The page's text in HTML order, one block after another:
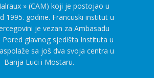
» (CAM) koji je postojao u
1995. godine. Francuski institut u
je vezan za Ambasadu
Pored glavnog sjedišta Instituta u
sa još dva svoja centra u
Banja Luci i Mostaru.